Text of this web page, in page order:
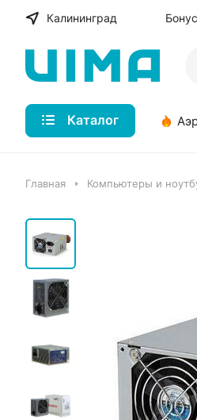
Калининград
Каталог
Главная Компьютеры и